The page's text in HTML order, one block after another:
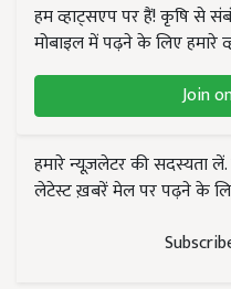
हम व्हाट्सएप पर हैं! कृषि से
मोबाइल में पढ़ने के लिए हमारे
Join
हमारे न्यूज़लेटर की सदस्यता
लेटेस्ट ख़बरें मेल पर पढ़ने के